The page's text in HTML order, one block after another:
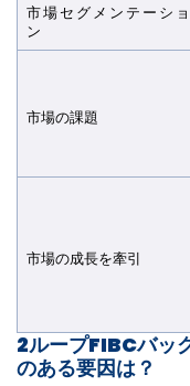
市場セグメンテーショ
ン
市場の課題
市場の成長を牽引
2ループFIBCバッ
のある要因は？